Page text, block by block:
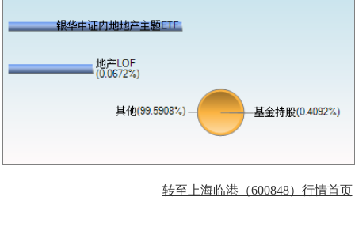
转至上海临港（600848）行情首页